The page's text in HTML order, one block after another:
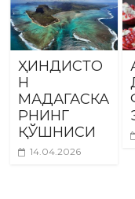
ҲИНДИСТО
Н
МАДАГАСКА
РНИНГ
ҚЎШНИСИ
14.04.2026